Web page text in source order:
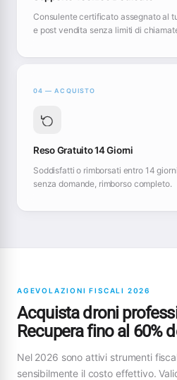
Consulente certificato assegnato al
e post vendita senza limiti di
04 — ACQUISTO
Reso Gratuito 14 Giorni
Soddisfatti o rimborsati entro 14
senza domande, rimborso completo.
AGEVOLAZIONI FISCALI 2026
Acquista droni
Recupera fino al 60%
Nel 2026 sono attivi strumenti
sensibilmente il costo effettivo.